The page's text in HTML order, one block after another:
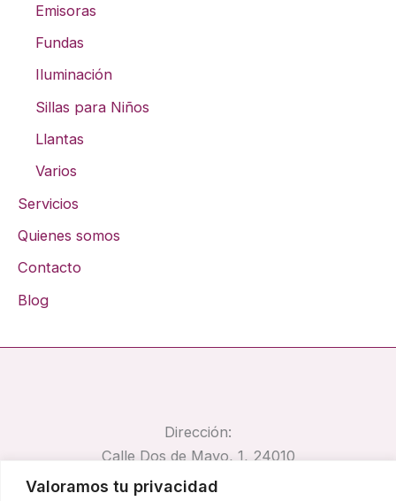
Valoramos tu privacidad
Emisoras
Fundas
Iluminación
Sillas para Niños
Llantas
Varios
Servicios
Quienes somos
Contacto
Blog
Dirección:
Calle Dos de Mayo, 1, 24010
Trobajo del Camino, León